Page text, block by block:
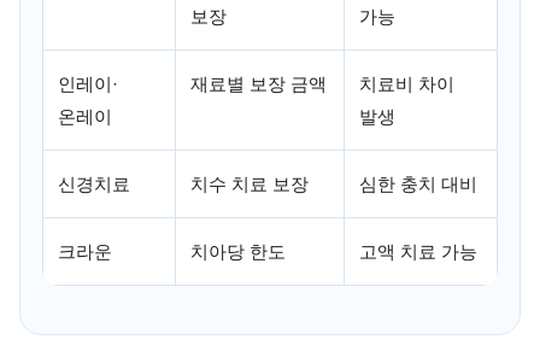
보장
가능
인레이·
온레이
재료별 보장 금액
치료비 차이
발생
신경치료 치수 치료 보장 심한 충치 대비
크라운 치아당 한도 고액 치료 가능